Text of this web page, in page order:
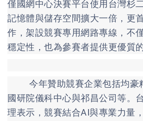
僅國網中心決賽平台使用台灣杉
記憶體與儲存空間擴大一倍，更
作，架設競賽專用網路專線，不
穩定性，也為參賽者提供更優質
今年贊助競賽企業包括均豪精
國研院儀科中心與祁昌公司等。
理表示，競賽結合AI與專業力量